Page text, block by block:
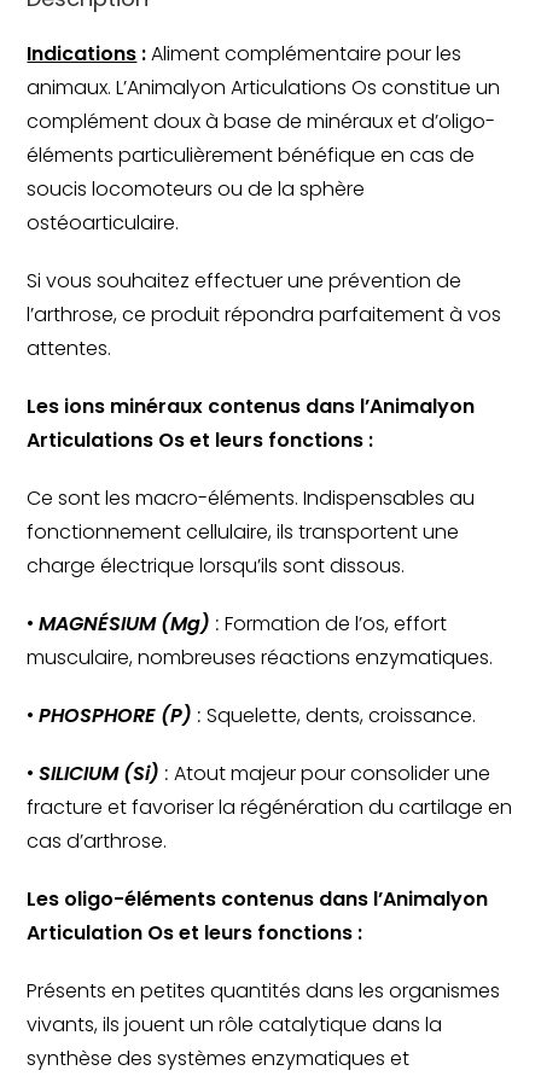
Indications : Aliment complémentaire pour les
animaux. L’Animalyon Articulations Os constitue un
complément doux à base de minéraux et d’oligo-
éléments particulièrement bénéfique en cas de
soucis locomoteurs ou de la sphère
ostéoarticulaire.
Si vous souhaitez effectuer une prévention de
l’arthrose, ce produit répondra parfaitement à vos
attentes.
Les ions minéraux contenus dans l’Animalyon
Articulations Os et leurs fonctions :
Ce sont les macro-éléments. Indispensables au
fonctionnement cellulaire, ils transportent une
charge électrique lorsqu’ils sont dissous.
• MAGNÉSIUM (Mg) : Formation de l’os, effort
musculaire, nombreuses réactions enzymatiques.
• PHOSPHORE (P) : Squelette, dents, croissance.
• SILICIUM (Si) : Atout majeur pour consolider une
fracture et favoriser la régénération du cartilage en
cas d’arthrose.
Les oligo-éléments contenus dans l’Animalyon
Articulation Os et leurs fonctions :
Présents en petites quantités dans les organismes
vivants, ils jouent un rôle catalytique dans la
synthèse des systèmes enzymatiques et